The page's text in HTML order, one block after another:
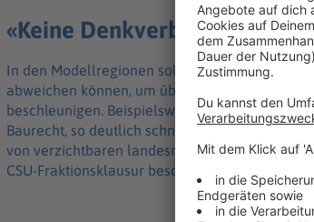
«Keine Denkverbote»
In den Modellregionen sollen Kommunen
abweichen können, um überflüssige Bürokratie
beschleunigen. Beispielsweise sollen Antrags-
Baurecht, so deutlich schneller gehen. «Es
von verzichtbaren landesrechtlichen
CSU-Fraktionsklausur beschlossen werden soll.